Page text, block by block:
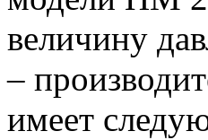
величину
–
имеет